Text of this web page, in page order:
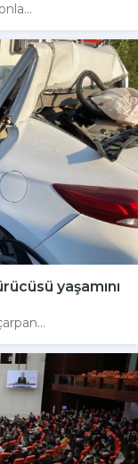
yaşamını